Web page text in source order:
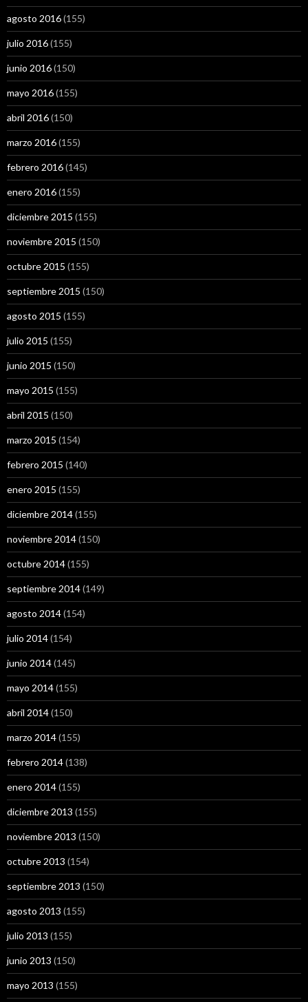
agosto 2016(155)
julio 2016(155)
junio 2016(150)
mayo 2016(155)
abril 2016(150)
marzo 2016(155)
febrero 2016(145)
enero 2016(155)
diciembre 2015 (155)
noviembre 2015 (150)
octubre 2015 (155)
septiembre 2015 (150)
agosto 2015 (155)
julio 2015 (155)
junio 2015 (150)
mayo 2015 (155)
abril 2015 (150)
marzo 2015 (154)
febrero 2015 (140)
enero 2015 (155)
diciembre 2014(155)
noviembre 2014(150)
octubre 2014(155)
septiembre 2014(149)
agosto 2014(154)
julio 2014(154)
junio 2014(145)
mayo 2014(155)
abril 2014(150)
marzo 2014(155)
febrero 2014(138)
enero 2014(155)
diciembre 2013 (155)
noviembre 2013 (150)
octubre 2013 (154)
septiembre 2013 (150)
agosto 2013 (155)
julio 2013 (155)
junio 2013 (150)
mayo 2013 (155)